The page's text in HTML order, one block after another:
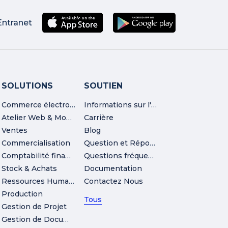
SOLUTIONS
Commerce électronique
Atelier Web & Mobile
Ventes
Commercialisation
Comptabilité financière
Stock & Achats
Ressources Humaines
Production
Gestion de Projet
Gestion de Documents
SOUTIEN
Informations sur l'entreprise
Carrière
Blog
Question et Réponse
Questions fréquemment posées
Documentation
Contactez Nous
Tous